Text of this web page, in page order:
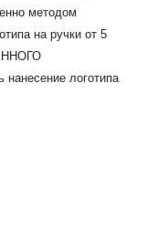
методом
на ручки от 5
логотипа